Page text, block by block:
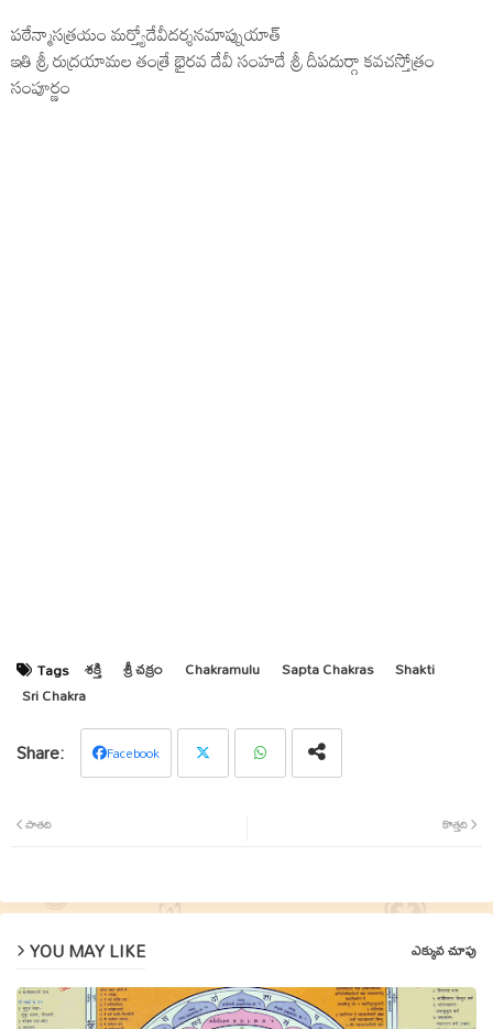
పఠేన్మాసత్రయం మర్త్యోదేవీదర్శనమాప్నుయాత్
ఇతి శ్రీ రుద్రయామల తంత్రే భైరవ దేవీ సంహదే శ్రీ దీపదుర్గా కవచస్తోత్రం
సంపూర్ణం
Tags శక్తి శ్రీ చక్రం Chakramulu Sapta Chakras
Shakti
Sri Chakra
Facebook
కొత్తది
పాతది
YOU MAY LIKE ఎక్కువ చూపు